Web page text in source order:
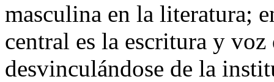
masculina en la literatura;
central es la escritura y
desvinculándose de la